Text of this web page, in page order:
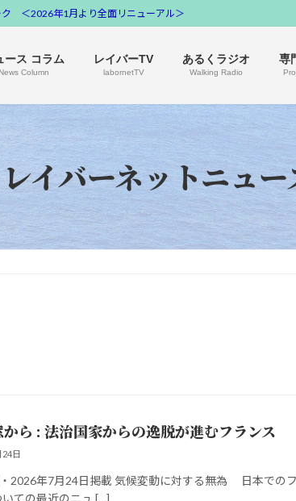
＜2026年1月より全面リニューアル＞
ース コラム
News Column
レイバーTV
labornetTV
あるくラジオ
Walking Radio
専
レイバーネットニュー
ら : 法治国家からの逸脱が進むフランス
日
2026年7月24日掲載 気候変動に対する無為 日本でのフ
ての最近のニュ […]